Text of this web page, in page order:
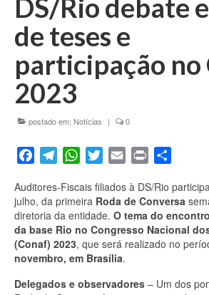
DS/Rio debate
de teses e
participação no
2023
postado em: Notícias | 0
FacebookTelegramWhatsAppTwitterEmail Print
Auditores-Fiscais filiados à DS/Rio
julho, da primeira Roda de Conversa
diretoria da entidade. O tema do
da base Rio no Congresso Nacional
(Conaf) 2023, que será realizado no
novembro, em Brasília.
Delegados e observadores – Um dos